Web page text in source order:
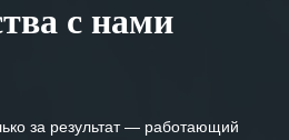
с нами
за результат — работающий